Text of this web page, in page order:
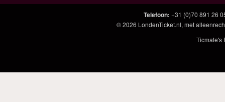
Telefoon: +31 (0)70 891 26
© 2026 LondenTicket.nl, met
Ticmate's